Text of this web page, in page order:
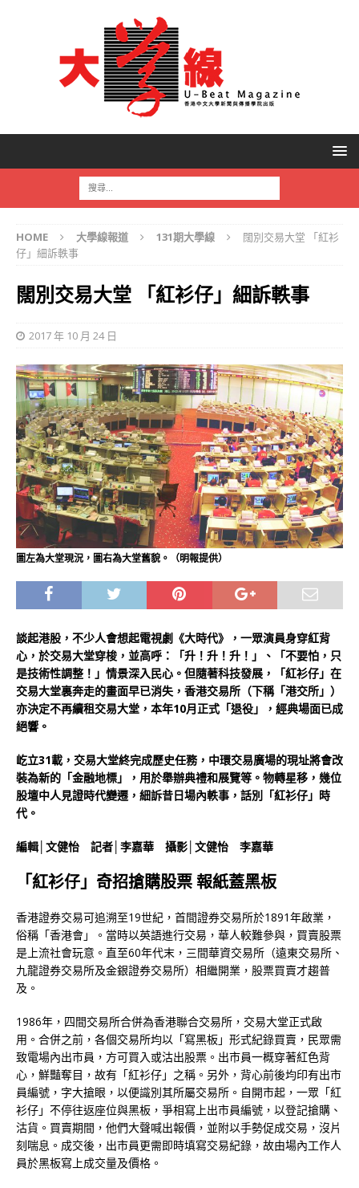
HOME 大學線報道 131期大學線
闊別交易大堂 「紅衫
仔」細訴軼事
闊別交易大堂 「紅衫仔」細訴軼事
2017 年 10 月 24 日
圖左為大堂現況，圖右為大堂舊貌。（明報提供）
談起港股，不少人會想起電視劇《大時代》，一眾演員身穿紅背
心，於交易大堂穿梭，並高呼：「升！升！升！」、「不要怕，只
是技術性調整！」情景深入民心。但隨著科技發展，「紅衫仔」在
交易大堂裏奔走的畫面早已消失，香港交易所（下稱「港交所」）
亦決定不再續租交易大堂，本年10月正式「退役」，經典場面已成
絕響。
屹立31載，交易大堂終完成歷史任務，中環交易廣場的現址將會改
裝為新的「金融地標」，用於舉辦典禮和展覽等。物轉星移，幾位
股壇中人見證時代變遷，細訴昔日場內軼事，話別「紅衫仔」時
代。
編輯│文健怡 記者│李嘉華 攝影│文健怡 李嘉華
「紅衫仔」奇招搶購股票 報紙蓋黑板
香港證券交易可追溯至19世紀，首間證券交易所於1891年啟業，
俗稱「香港會」。當時以英語進行交易，華人較難參與，買賣股票
是上流社會玩意。直至60年代末，三間華資交易所（遠東交易所、
九龍證券交易所及金銀證券交易所）相繼開業，股票買賣才趨普
及。
1986年，四間交易所合併為香港聯合交易所，交易大堂正式啟
用。合併之前，各個交易所均以「寫黑板」形式紀錄買賣，民眾需
致電場內出市員，方可買入或沽出股票。出市員一概穿著紅色背
心，鮮豔奪目，故有「紅衫仔」之稱。另外，背心前後均印有出市
員編號，字大搶眼，以便識別其所屬交易所。自開市起，一眾「紅
衫仔」不停往返座位與黑板，爭相寫上出市員編號，以登記搶購、
沽貨。買賣期間，他們大聲喊出報價，並附以手勢促成交易，沒片
刻喘息。成交後，出市員更需即時填寫交易紀錄，故由場內工作人
員於黑板寫上成交量及價格。